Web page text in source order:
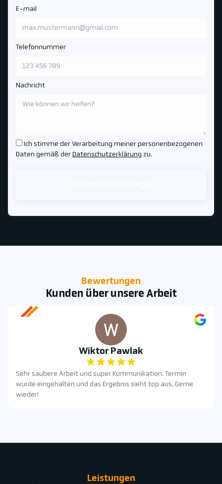
E-mail
Telefonnummer
Nachricht
Ich stimme der Verarbeitung meiner personenbezogenen
Daten gemäß der Datenschutzerklärung zu.
Bewertungen
Kunden über unsere Arbeit
Wiktor Pawlak
Sehr saubere Arbeit und super Kommunikation. Termin
wurde eingehalten und das Ergebnis sieht top aus. Gerne
wieder!
Leistungen